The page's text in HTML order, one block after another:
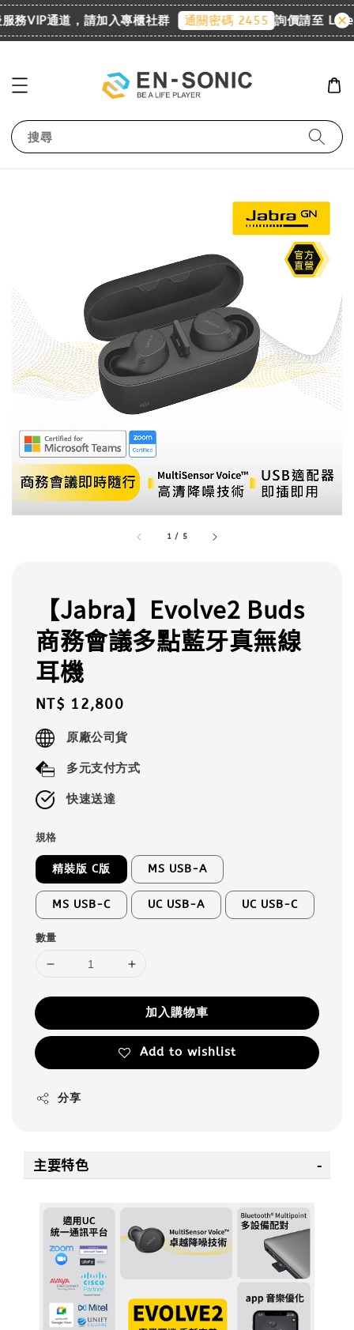
VIP通道，請加入專櫃社群 通關密碼 2455 詢價請至 Line@
搜尋
1 / 5
【Jabra】Evolve2 Buds
商務會議多點藍牙真無線
耳機
Regular
price
NT$ 12,800
原廠公司貨
多元支付方式
快速送達
規格
精裝版 C版 MS USB-A
MS USB-C UC USB-A UC USB-C
數量
加入購物車
Add to wishlist
分享
主要特色